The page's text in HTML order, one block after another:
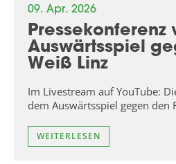
09. Apr. 2026
Pressekonferenz
Auswärtsspiel
Weiß Linz
Im Livestream auf YouTube:
dem Auswärtsspiel gegen den
WEITERLESEN